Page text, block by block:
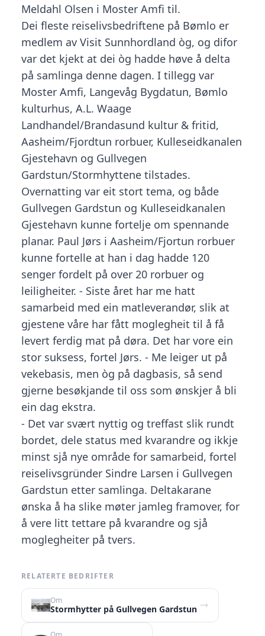
Meldahl Olsen i Moster Amfi til.
Dei fleste reiselivsbedriftene på Bømlo er
medlem av Visit Sunnhordland òg, og difor
var det kjekt at dei òg hadde høve å delta
på samlinga denne dagen. I tillegg var
Moster Amfi, Langevåg Bygdatun, Bømlo
kulturhus, A.L. Waage
Landhandel/Brandasund kultur & fritid,
Aasheim/Fjordtun rorbuer, Kulleseidkanalen
Gjestehavn og Gullvegen
Gardstun/Stormhyttene tilstades.
Overnatting var eit stort tema, og både
Gullvegen Gardstun og Kulleseidkanalen
Gjestehavn kunne fortelje om spennande
planar. Paul Jørs i Aasheim/Fjortun rorbuer
kunne fortelle at han i dag hadde 120
senger fordelt på over 20 rorbuer og
leiligheiter. - Siste året har me hatt
samarbeid med ein matleverandør, slik at
gjestene våre har fått moglegheit til å få
levert ferdig mat på døra. Det har vore ein
stor suksess, fortel Jørs. - Me leiger ut på
vekebasis, men òg på dagbasis, så send
gjerne besøkjande til oss som ønskjer å bli
ein dag ekstra.
- Det var svært nyttig og treffast slik rundt
bordet, dele status med kvarandre og ikkje
minst sjå nye område for samarbeid, fortel
reiselivsgründer Sindre Larsen i Gullvegen
Gardstun etter samlinga. Deltakarane
ønska å ha slike møter jamleg framover, for
å vere litt tettare på kvarandre og sjå
moglegheiter på tvers.
RELATERTE BEDRIFTER
Om
Stormhytter på Gullvegen Gardstun